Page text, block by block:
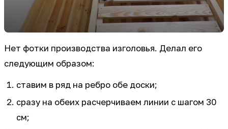
Нет фотки производства изголовья. Делал его
следующим образом:
ставим в ряд на ребро обе доски;
сразу на обеих расчерчиваем линии с шагом 30
см;